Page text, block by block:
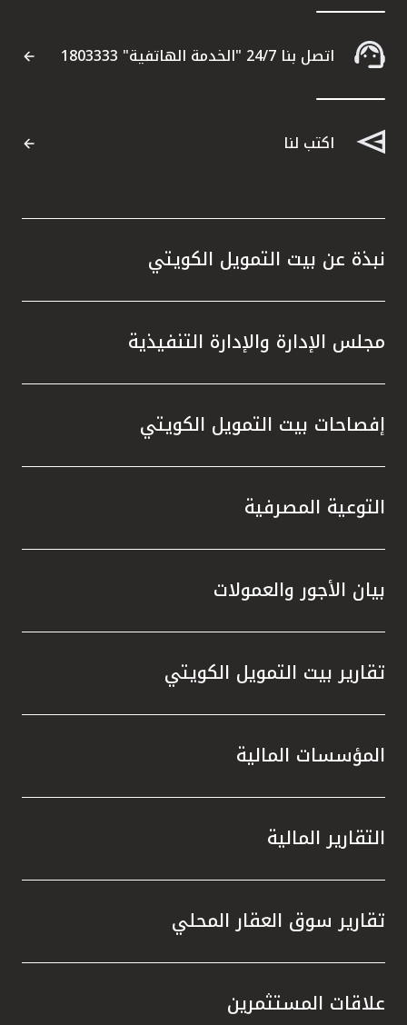
اتصل بنا 24/7 "الخدمة الهاتفية" 1803333
اكتب لنا
نبذة عن بيت التمويل الكويتي
مجلس الإدارة والإدارة التنفيذية
إفصاحات بيت التمويل الكويتي
التوعية المصرفية
بيان الأجور والعمولات
تقارير بيت التمويل الكويتي
المؤسسات المالية
التقارير المالية
تقارير سوق العقار المحلي
علاقات المستثمرين